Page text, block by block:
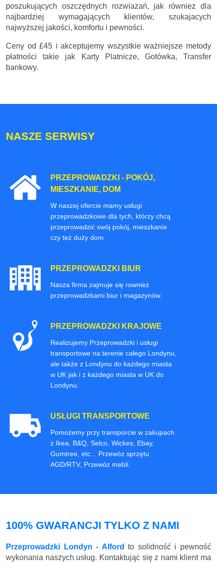
poszukujących oszczędnych rozwiazań, jak równiez dla
najbardziej wymagających klientów, szukajacych
najwyższej jakości, komfortu i pewności.
Ceny od £45 i akceptujemy wszystkie ważniejsze metody
płatności takie jak Karty Platnicze, Gotówka, Transfer
bankowy.
NASZE SERWISY
PRZEPROWADZKI - POKÓJ,
MIESZKANIE, DOM
W naszej ofercie mamy usługi
przeprowadzkowe dla tych, którzy chcą
przeprowadzić swój pokój, mieszkanie
czy też duży dom.
PRZEPROWADZKI BIUR
Nasza firma zajmuje się rownież
przeprowadzkami biur i magazynów.
PRZEPROWADZKI KRAJOWE
Realizujemy Przeprowadzki i usługi
transportowe na terenie całego Londynu,
ale także z Londynu do każdego miasta
w UK jak i z każdego miasta w UK do
Londynu.
USŁUGI TRANSPORTOWE
Pomożemy przy transporcie w zakupach
z Ikea, B&Q, Selco, Wickes, Ebay,
Gumtree, etc... Przewóz sprzętu
AGD/RTV, Przewóz mebli.
100% GWARANCJI TYLKO Z NAMI
Przeprowadzki Londyn - Alford to solidność i pewność
wykonania naszych usług. Kontaktując się z nami klient ma